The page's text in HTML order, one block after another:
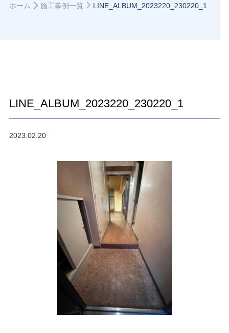
ホーム 施工事例一覧 LINE_ALBUM_2023220_230220_1
LINE_ALBUM_2023220_230220_1
2023.02.20